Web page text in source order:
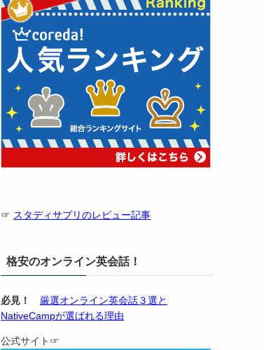
☞ スタディサプリのレビュー記事
格安のオンライン英会話！
必見！
厳選オンライン英会話３選と
NativeCampが選ばれる理由
公式サイト☞